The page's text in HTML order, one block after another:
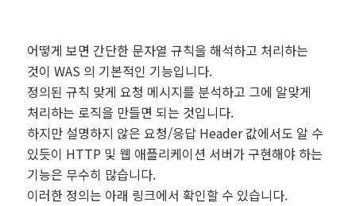
어떻게 보면 간단한 문자열 규칙을 해석하고 처리하는
것이 WAS 의 기본적인 기능입니다.
정의된 규칙 맞게 요청 메시지를 분석하고 그에 알맞게
처리하는 로직을 만들면 되는 것입니다.
하지만 설명하지 않은 요청/응답 Header 값에서도 알 수
있듯이 HTTP 및 웹 애플리케이션 서버가 구현해야 하는
기능은 무수히 많습니다.
이러한 정의는 아래 링크에서 확인할 수 있습니다.